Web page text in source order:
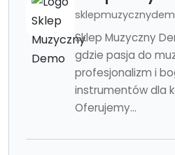
Sklep Muzyczny
gdzie pasja do
profesjonalizm i
instrumentów dla
Oferujemy...